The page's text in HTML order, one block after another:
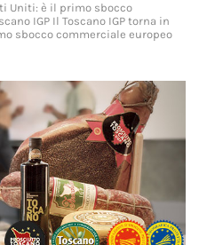
Uniti: è il primo sbocco
IGP Il Toscano IGP torna in
sbocco commerciale europeo